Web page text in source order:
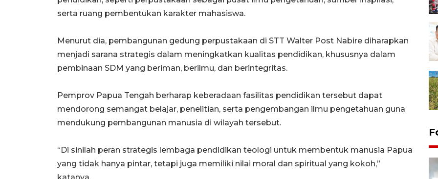
serta ruang pembentukan karakter mahasiswa.
Menurut dia, pembangunan gedung perpustakaan di STT Walter Post Nabire diharapkan
menjadi sarana strategis dalam meningkatkan kualitas pendidikan, khususnya dalam
pembinaan SDM yang beriman, berilmu, dan berintegritas.
Pemprov Papua Tengah berharap keberadaan fasilitas pendidikan tersebut dapat
mendorong semangat belajar, penelitian, serta pengembangan ilmu pengetahuan guna
mendukung pembangunan manusia di wilayah tersebut.
“Di sinilah peran strategis lembaga pendidikan teologi untuk membentuk manusia Papua
yang tidak hanya pintar, tetapi juga memiliki nilai moral dan spiritual yang kokoh,”
katanya.